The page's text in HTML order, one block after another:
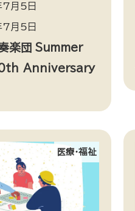
7月5日
7月5日
楽団 Summer
Anniversary
医療・福祉